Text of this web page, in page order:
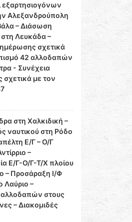
εξαρτησιογόνων
Αλεξανδρούπολη
– Διάσωση
Λευκάδα –
σχετικά
42 αλλοδαπών
- Συνέχεια
με τον
στη Χαλκιδική –
ναυτικού στη Ρόδο
Ε/Γ – Ο/Γ
–
Ε/Γ-Ο/Γ-Τ/Χ πλοίου
– Προσάραξη Ι/Φ
Λαύριο –
αλλοδαπών στους
– Διακομιδές